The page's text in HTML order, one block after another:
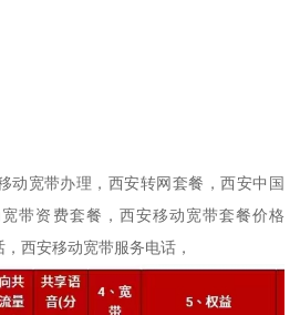
动宽带办理，西安转网套餐，西安中国
带资费套餐，西安移动宽带套餐价格
西安移动宽带服务电话，